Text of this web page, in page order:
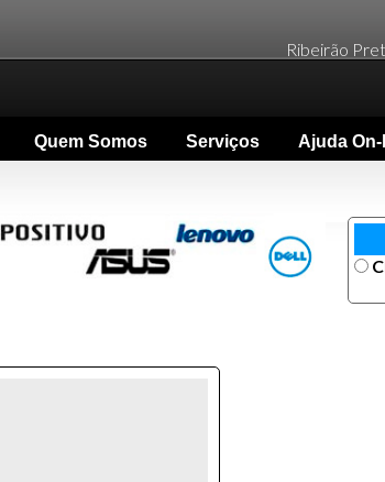
Ribeirão
Quem Somos Serviços Ajuda